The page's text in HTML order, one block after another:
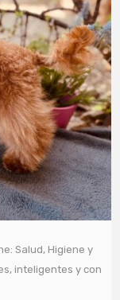
Salud, Higiene y
inteligentes y con